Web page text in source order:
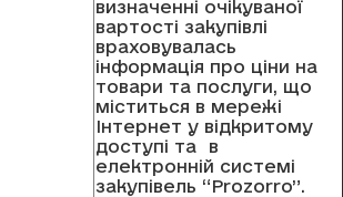
визначенні очікуваної
вартості закупівлі
враховувалась
інформація про ціни на
товари та послуги, що
міститься в мережі
Інтернет у відкритому
доступі та в
електронній системі
закупівель “Prozorro”.